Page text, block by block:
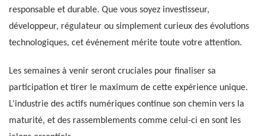
responsable et durable. Que vous soyez investisseur,
développeur, régulateur ou simplement curieux des évolutions
technologiques, cet événement mérite toute votre attention.
Les semaines à venir seront cruciales pour finaliser sa
participation et tirer le maximum de cette expérience unique.
L’industrie des actifs numériques continue son chemin vers la
maturité, et des rassemblements comme celui-ci en sont les